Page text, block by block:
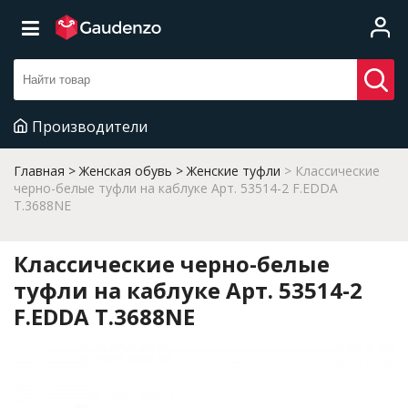
Производители
Главная Женская обувь Женские туфли
Классические
черно-белые туфли на каблуке Арт. 53514-2 F.EDDA
T.3688NE
Классические черно-белые
туфли на каблуке Арт. 53514-2
F.EDDA T.3688NE